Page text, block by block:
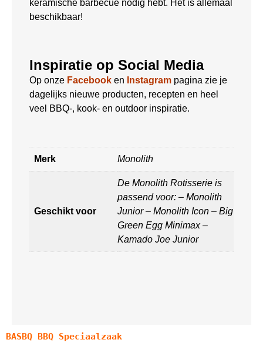
keramische barbecue nodig hebt. Het is allemaal
beschikbaar!
Inspiratie op Social Media
Op onze Facebook en Instagram pagina zie je
dagelijks nieuwe producten, recepten en heel
veel BBQ-, kook- en outdoor inspiratie.
Merk Monolith
Geschikt voor
De Monolith Rotisserie is
passend voor: – Monolith
Junior – Monolith Icon – Big
Green Egg Minimax –
Kamado Joe Junior
BASBQ BBQ Speciaalzaak